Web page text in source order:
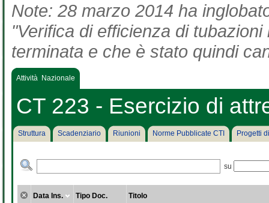
Note: 28 marzo 2014 ha
"Verifica di efficienza di
terminata e che è stato quindi
Attività Nazionale
CT 223 - Esercizio di
Struttura Scadenziario Riunioni Norme Pubblicate CTI Progetti
su
Data Ins. Tipo Doc. Titolo